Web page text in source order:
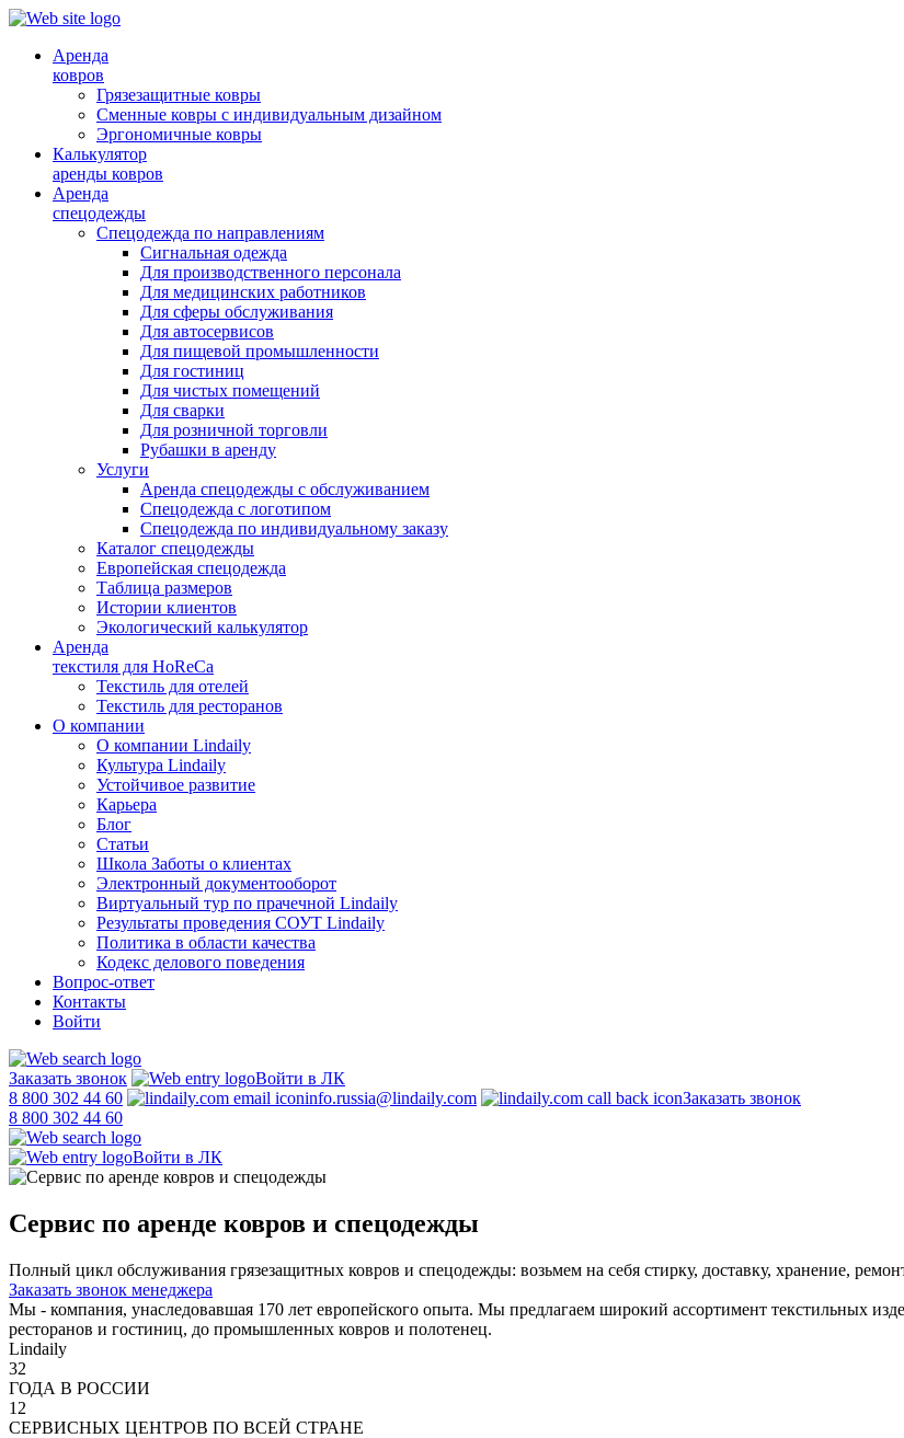
Аренда
ковров
Грязезащитные ковры
Сменные ковры с индивидуальным дизайном
Эргономичные ковры
Калькулятор
аренды ковров
Аренда
спецодежды
Спецодежда по направлениям
Сигнальная одежда
Для производственного персонала
Для медицинских работников
Для сферы обслуживания
Для автосервисов
Для пищевой промышленности
Для гостиниц
Для чистых помещений
Для сварки
Для розничной торговли
Рубашки в аренду
Услуги
Аренда спецодежды с обслуживанием
Спецодежда с логотипом
Спецодежда по индивидуальному заказу
Каталог спецодежды
Европейская спецодежда
Таблица размеров
Истории клиентов
Экологический калькулятор
Аренда
текстиля для HoReCa
Текстиль для отелей
Текстиль для ресторанов
О компании
О компании Lindaily
Культура Lindaily
Устойчивое развитие
Карьера
Блог
Статьи
Школа Заботы о клиентах
Электронный документооборот
Виртуальный тур по прачечной Lindaily
Результаты проведения СОУТ Lindaily
Политика в области качества
Кодекс делового поведения
Вопрос-ответ
Контакты
Войти
Заказать звонок
Войти в ЛК
8 800 302 44 60
info.russia@lindaily.com
Заказать звонок
8 800 302 44 60
Войти в ЛК
Сервис по аренде ковров и спецодежды
Полный цикл обслуживания грязезащитных ковров и спецодежды: возьмем на себя стирку, доставку, хранение,
Заказать звонок менеджера
Мы - компания, унаследовавшая 170 лет европейского опыта. Мы предлагаем широкий ассортимент текстильных
ресторанов и гостиниц, до промышленных ковров и полотенец.
Lindaily
32
ГОДА В РОССИИ
12
СЕРВИСНЫХ ЦЕНТРОВ ПО ВСЕЙ СТРАНЕ